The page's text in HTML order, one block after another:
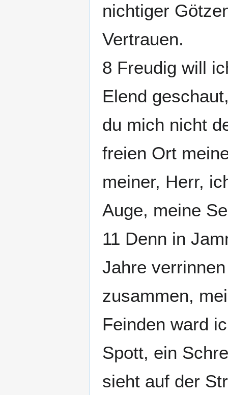
nichtiger
Vertrauen.
8 Freudig will
Elend
du mich nicht
freien Ort
meiner, Herr,
Auge, meine
11 Denn in
Jahre
zusammen,
Feinden ward
Spott, ein
sieht auf der